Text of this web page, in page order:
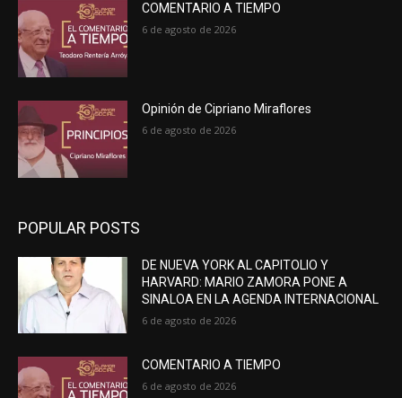
COMENTARIO A TIEMPO
6 de agosto de 2026
Opinión de Cipriano Miraflores
6 de agosto de 2026
POPULAR POSTS
DE NUEVA YORK AL CAPITOLIO Y
HARVARD: MARIO ZAMORA PONE A
SINALOA EN LA AGENDA INTERNACIONAL
6 de agosto de 2026
COMENTARIO A TIEMPO
6 de agosto de 2026